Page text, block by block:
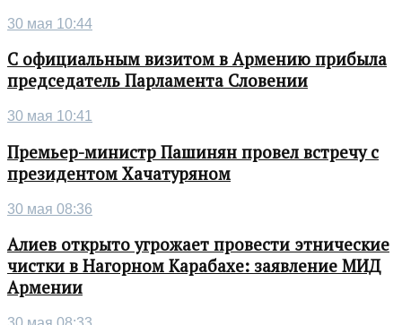
30 мая 10:44
С официальным визитом в Армению прибыла
председатель Парламента Словении
30 мая 10:41
Премьер-министр Пашинян провел встречу с
президентом Хачатуряном
30 мая 08:36
Алиев открыто угрожает провести этнические
чистки в Нагорном Карабахе: заявление МИД
Армении